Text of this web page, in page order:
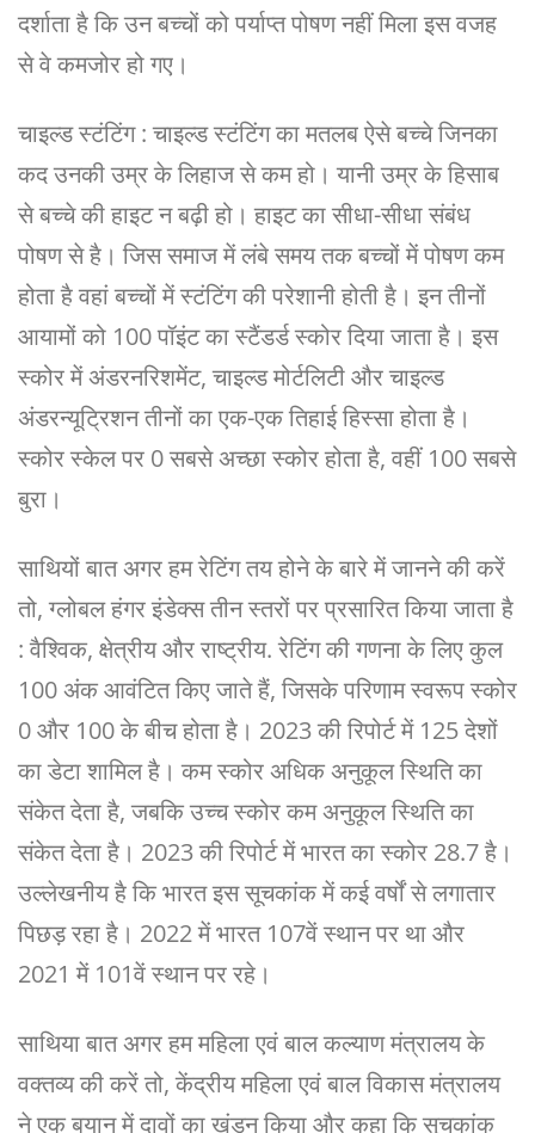
दर्शाता है कि उन बच्चों को पर्याप्त पोषण नहीं मिला इस वजह
से वे कमजोर हो गए।
चाइल्ड स्टंटिंग : चाइल्ड स्टंटिंग का मतलब ऐसे बच्चे जिनका
कद उनकी उम्र के लिहाज से कम हो। यानी उम्र के हिसाब
से बच्चे की हाइट न बढ़ी हो। हाइट का सीधा-सीधा संबंध
पोषण से है। जिस समाज में लंबे समय तक बच्चों में पोषण कम
होता है वहां बच्चों में स्टंटिंग की परेशानी होती है। इन तीनों
आयामों को 100 पॉइंट का स्टैंडर्ड स्कोर दिया जाता है। इस
स्कोर में अंडरनरिशमेंट, चाइल्ड मोर्टलिटी और चाइल्ड
अंडरन्यूट्रिशन तीनों का एक-एक तिहाई हिस्सा होता है।
स्कोर स्केल पर 0 सबसे अच्छा स्कोर होता है, वहीं 100 सबसे
बुरा।
साथियों बात अगर हम रेटिंग तय होने के बारे में जानने की करें
तो, ग्लोबल हंगर इंडेक्स तीन स्तरों पर प्रसारित किया जाता है
: वैश्विक, क्षेत्रीय और राष्ट्रीय. रेटिंग की गणना के लिए कुल
100 अंक आवंटित किए जाते हैं, जिसके परिणाम स्वरूप स्कोर
0 और 100 के बीच होता है। 2023 की रिपोर्ट में 125 देशों
का डेटा शामिल है। कम स्कोर अधिक अनुकूल स्थिति का
संकेत देता है, जबकि उच्च स्कोर कम अनुकूल स्थिति का
संकेत देता है। 2023 की रिपोर्ट में भारत का स्कोर 28.7 है।
उल्लेखनीय है कि भारत इस सूचकांक में कई वर्षों से लगातार
पिछड़ रहा है। 2022 में भारत 107वें स्थान पर था और
2021 में 101वें स्थान पर रहे।
साथिया बात अगर हम महिला एवं बाल कल्याण मंत्रालय के
वक्तव्य की करें तो, केंद्रीय महिला एवं बाल विकास मंत्रालय
ने एक बयान में दावों का खंडन किया और कहा कि सूचकांक